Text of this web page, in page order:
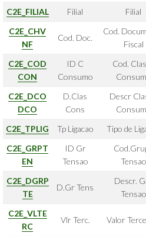
C2E_FILIAL Filial Filial
C2E_CHV
NF
Cod. Doc.
Cod.
Fiscal
C2E_COD
CON
ID C
Consumo
Cod.
C2E_DCO
DCO
D.Clas
Cons
Descr
C2E_TPLIG Tp Ligacao Tipo de
C2E_GRPT
EN
ID Gr
Tensao
Tensao
C2E_DGRP
TE
D.Gr Tens
Descr.
Tensao
C2E_VLTE
RC
Vlr Terc. Valor